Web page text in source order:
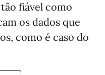
fiável como
os dados que
como é caso do